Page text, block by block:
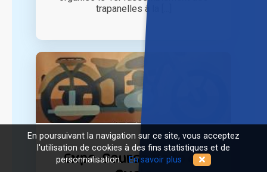
trapanelles à la [...]
Expo-Bourse Moto et
En poursuivant la navigation sur ce site, vous acceptez
l'utilisation de cookies à des fins statistiques et de
personnalisation.En savoir plus